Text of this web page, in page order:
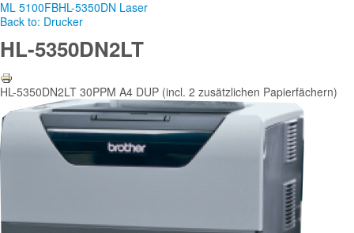
ML 5100FBHL-5350DN Laser
Back to: Drucker
HL-5350DN2LT
HL-5350DN2LT 30PPM A4 DUP (incl. 2 zusätzlichen Papierfächern)